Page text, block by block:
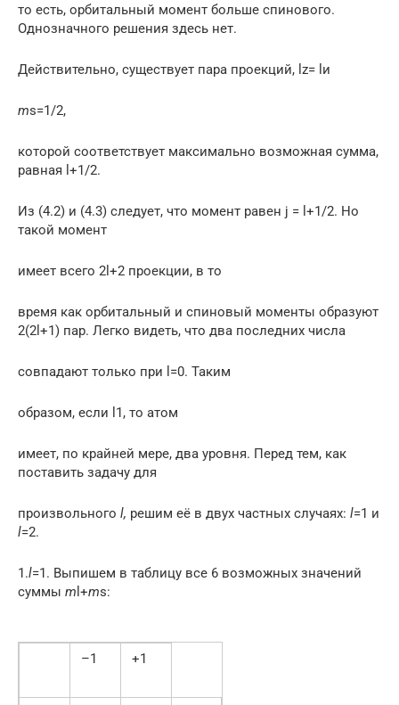
то есть, орбитальный момент больше спинового.
Однозначного решения здесь нет.
Действительно, существует пара проекций, lz= lи
ms=1/2,
которой соответствует максимально возможная сумма,
равная l+1/2.
Из (4.2) и (4.3) следует, что момент равен j = l+1/2. Но
такой момент
имеет всего 2l+2 проекции, в то
время как орбитальный и спиновый моменты образуют
2(2l+1) пар. Легко видеть, что два последних числа
совпадают только при l=0. Таким
образом, если l1, то атом
имеет, по крайней мере, два уровня. Перед тем, как
поставить задачу для
произвольного l, решим её в двух частных случаях: l=1 и
l=2.
1.l=1. Выпишем в таблицу все 6 возможных значений
суммы m l+ms:
–1 +1